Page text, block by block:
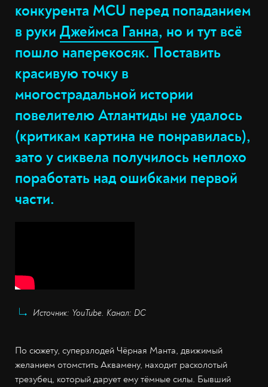
конкурента MCU перед попаданием
в руки Джеймса Ганна, но и тут всё
пошло наперекосяк. Поставить
красивую точку в
многострадальной истории
повелителю Атлантиды не удалось
(критикам картина не понравилась),
зато у сиквела получилось неплохо
поработать над ошибками первой
части.
Источник: YouTube. Канал: DC
По сюжету, суперзлодей Чёрная Манта, движимый
желанием отомстить Аквамену, находит расколотый
трезубец, который дарует ему тёмные силы. Бывший